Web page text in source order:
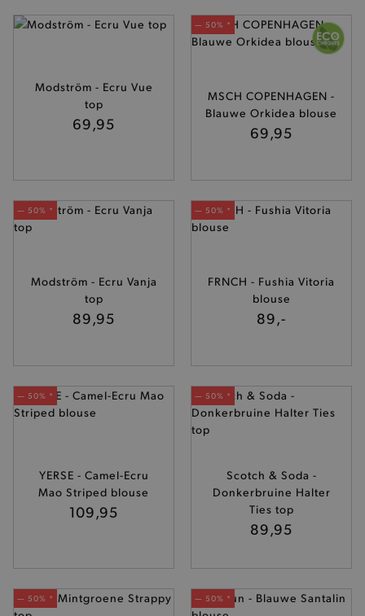
Modström - Ecru Vue
top
69,95
— 50% *
MSCH COPENHAGEN -
Blauwe Orkidea blouse
69,95
— 50% *
Modström - Ecru Vanja
top
89,95
— 50% *
FRNCH - Fushia Vitoria
blouse
89,-
— 50% *
YERSE - Camel-Ecru
Mao Striped blouse
109,95
— 50% *
Scotch & Soda -
Donkerbruine Halter
Ties top
89,95
— 50% * — 50% *